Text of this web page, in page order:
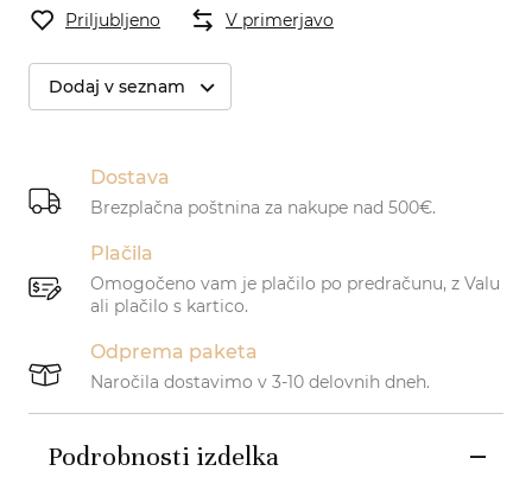
Priljubljeno V primerjavo
Dodaj v seznam
Dostava
Brezplačna poštnina za nakupe nad 500€.
Plačila
Omogočeno vam je plačilo po predračunu, z Valu
ali plačilo s kartico.
Odprema paketa
Naročila dostavimo v 3-10 delovnih dneh.
Podrobnosti izdelka